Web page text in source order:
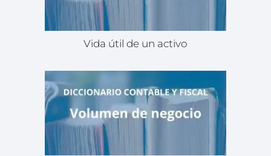
Vida útil de un activo